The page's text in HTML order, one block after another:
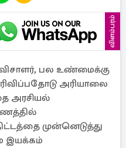
விளம்பரம்
பல உண்மைக்கு
அரியாலை
அரசியல்
முன்னெடுத்து
இயக்கம்